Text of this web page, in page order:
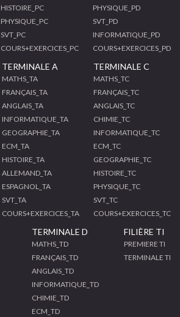
HISTOIRE_PC
PHYSIQUE_PC
SVT_PC
COURS+EXERCICES_PC
PHYSIQUE_PD
SVT_PD
INFORMATIQUE_PD
COURS+EXERCICES_PD
TERMINALE A
MATHS_TA
FRANÇAIS_TA
ANGLAIS_TA
INFORMATIQUE_TA
GEOGRAPHIE_TA
ECM_TA
HISTOIRE_TA
ALLEMAND_TA
ESPAGNOL_TA
SVT_TA
COURS+EXERCICES_TA
TERMINALE C
MATHS_TC
FRANÇAIS_TC
ANGLAIS_TC
CHIMIE_TC
INFORMATIQUE_TC
ECM_TC
GEOGRAPHIE_TC
HISTOIRE_TC
PHYSIQUE_TC
SVT_TC
COURS+EXERCICES_TC
TERMINALE D
MATHS_TD
FRANÇAIS_TD
ANGLAIS_TD
INFORMATIQUE_TD
CHIMIE_TD
ECM_TD
FILIÈRE TI
PREMIERE TI
TERMINALE TI